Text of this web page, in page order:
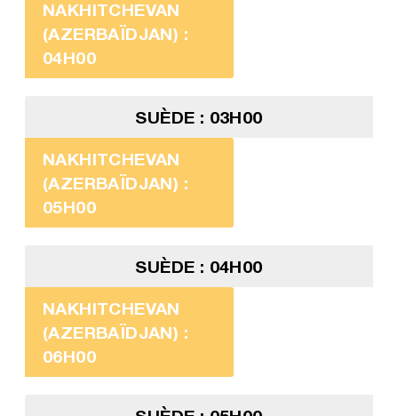
NAKHITCHEVAN
(AZERBAÏDJAN) :
04H00
SUÈDE : 03H00
NAKHITCHEVAN
(AZERBAÏDJAN) :
05H00
SUÈDE : 04H00
NAKHITCHEVAN
(AZERBAÏDJAN) :
06H00